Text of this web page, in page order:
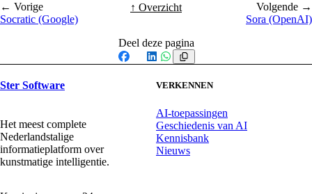
← Vorige
Socratic (Google)
↑ Overzicht
Volgende →
Sora (OpenAI)
Deel deze pagina
Facebook
X LinkedIn
WhatsApp
Ster Software
Het meest complete
Nederlandstalige
informatieplatform over
kunstmatige intelligentie.
VERKENNEN
AI-toepassingen
Geschiedenis van AI
Kennisbank
Nieuws